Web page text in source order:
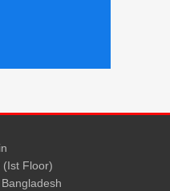
(Ist Floor)